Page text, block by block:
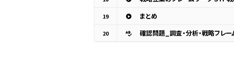
19 まとめ
20 確認問題_調査・分析・戦略フレ